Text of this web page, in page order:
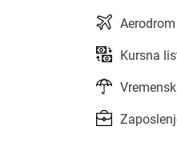
Kursna